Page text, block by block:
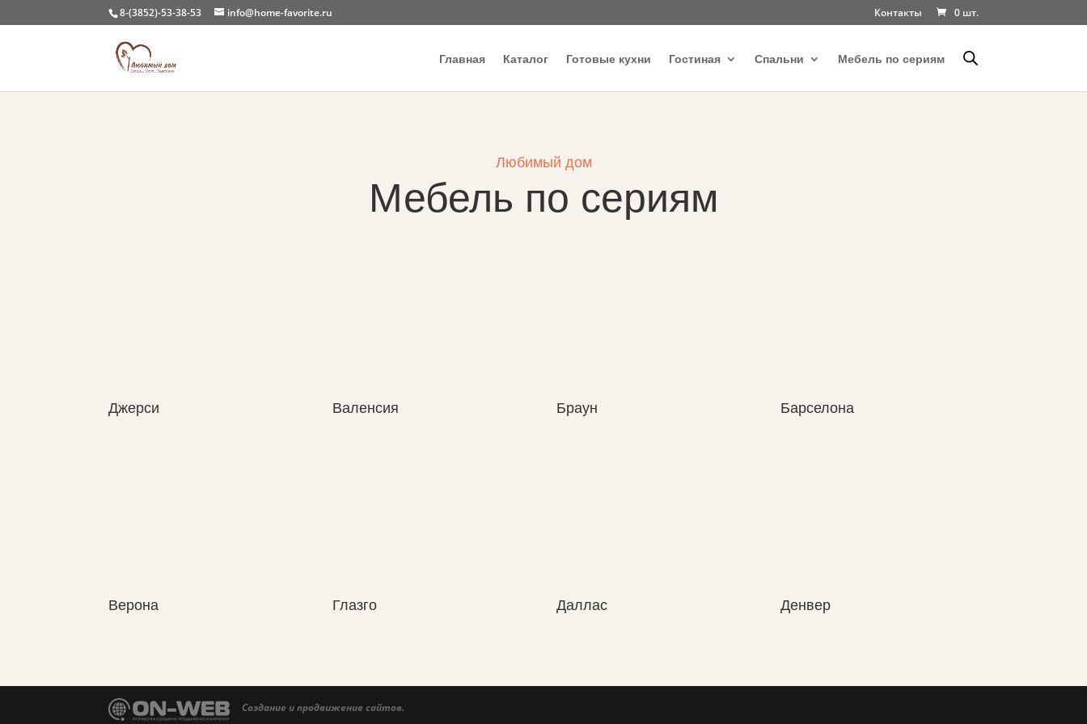
8-(3852)-53-38-53 info@home-favorite.ru Контакты 0 шт.
Главная Каталог Готовые кухни Гостиная Спальни Мебель по сериям
Любимый дом
Мебель по сериям
Джерси Валенсия Браун Барселона
Верона Глазго Даллас Денвер
Создание и продвижение сайтов.